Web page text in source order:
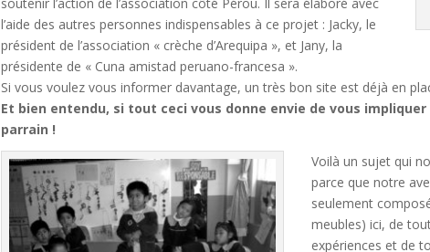
l’aide des autres personnes indispensables à ce projet : Jacky, le
président de l’association « crèche d’Arequipa », et Jany, la
présidente de « Cuna amistad peruano-francesa ».
Si vous voulez vous informer davantage, un très bon site est déjà en
Et bien entendu, si tout ceci vous donne envie de vous
parrain !
Voilà un sujet qui
parce que notre
seulement
meubles) ici, de
expériences et de